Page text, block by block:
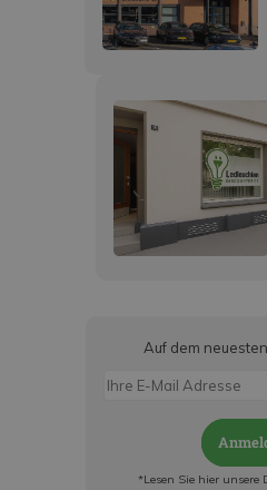
Auf dem
*Lesen Sie hier